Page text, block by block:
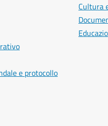
e protocollo
Cultura